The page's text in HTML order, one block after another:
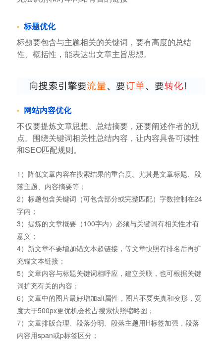
标题优化
标题要包含与主题相关的关键词，要有高度的总结
性、概括性，能表达出文章主旨思想。
网站内容优化
不仅要提炼文章思想、总结摘要，还要阐述作者的观
点。围绕关键词相关性总结内容，让内容具备可读性
和SEO匹配规则。
1）降低文章内容在搜索结果的重合度。尤其是文章标题、段
落主题、内容摘要等；
2）标题包含关键词（可包含部分或完整匹配）字数控制在24
字内；
3）提炼的文章概要（100字内）必须与关键词有相关性才有
意义；
4）新文章不要增加锚文本超链接，等文章快照有排名后再扩
充锚文本链接；
5）文章内容与标题关键词相呼应，建立关联，也可根据关键
词扩充有关的内容；
6）文章中的图片最好增加alt属性，图片不要失真和变形，宽
度大于500px更优机会抢占搜索快照缩略图；
7）文章排版合理、段落分明、段落主题用H标签加强，段落
内容用span或p标签区分；